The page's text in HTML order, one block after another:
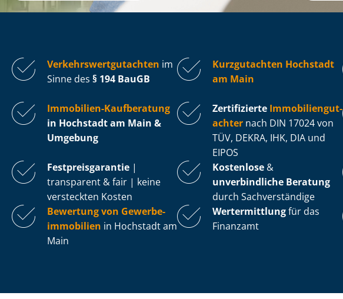
Ver­kehrs­wert­gut­ach­ten im
Sinne des § 194 BauGB
Kurzgutachten Hochstadt
am Main
Immobilien-Kaufberatung
in Hochstadt am Main &
Umgebung
Zertifizierte Im­mo­bi­li­en­gut­
ach­ter nach DIN 17024 von
TÜV, DEKRA, IHK, DIA und
EIPOS
Fest­preis­ga­ran­tie |
transparent & fair | keine
versteckten Kosten
Kostenlose &
unverbindliche Beratung
durch Sachverständige
Bewertung von Ge­wer­be­
im­mo­bi­li­en in Hochstadt am
Main
Wertermittlungfür das
Finanzamt